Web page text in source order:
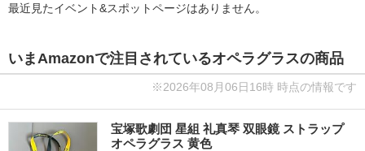
最近見たイベント&スポットページはありません。
いまAmazonで注目されているオペラグラスの商品
※2026年08月06日16時 時点の情報です
宝塚歌劇団 星組 礼真琴 双眼鏡 ストラップ
オペラグラス 黄色